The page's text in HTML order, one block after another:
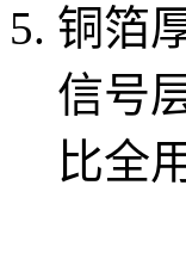
铜箔
信号
比全